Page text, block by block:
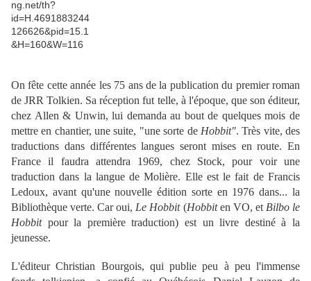
On fête cette année les 75 ans de la publication du premier roman
de JRR Tolkien. Sa réception fut telle, à l'époque, que son éditeur,
chez Allen & Unwin, lui demanda au bout de quelques mois de
mettre en chantier, une suite, "une sorte de Hobbit". Très vite, des
traductions dans différentes langues seront mises en route. En
France il faudra attendra 1969, chez Stock, pour voir une
traduction dans la langue de Molière. Elle est le fait de Francis
Ledoux, avant qu'une nouvelle édition sorte en 1976 dans... la
Bibliothèque verte. Car oui, Le Hobbit(Hobbiten VO, et Bilbo le
Hobbitpour la première traduction) est un livre destiné à la
jeunesse.
L'éditeur Christian Bourgois, qui publie peu à peu l'immense